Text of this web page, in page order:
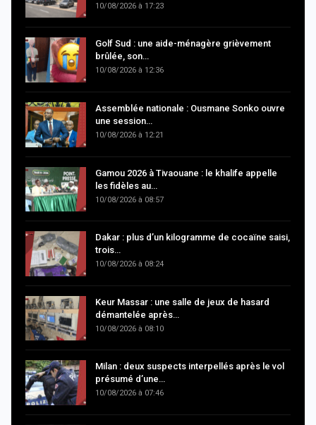
10/08/2026 à 17:23
Golf Sud : une aide-ménagère grièvement
brûlée, son…
10/08/2026 à 12:36
Assemblée nationale : Ousmane Sonko ouvre
une session…
10/08/2026 à 12:21
Gamou 2026 à Tivaouane : le khalife appelle
les fidèles au…
10/08/2026 à 08:57
Dakar : plus d’un kilogramme de cocaïne saisi,
trois…
10/08/2026 à 08:24
Keur Massar : une salle de jeux de hasard
démantelée après…
10/08/2026 à 08:10
Milan : deux suspects interpellés après le vol
présumé d’une…
10/08/2026 à 07:46